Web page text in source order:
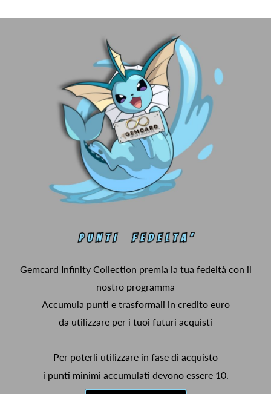
Gemcard Infinity Collection premia la tua fedeltà con il
nostro programma
Accumula punti e trasformali in credito euro
da utilizzare per i tuoi futuri acquisti
Per poterli utilizzare in fase di acquisto
i punti minimi accumulati devono essere 10.